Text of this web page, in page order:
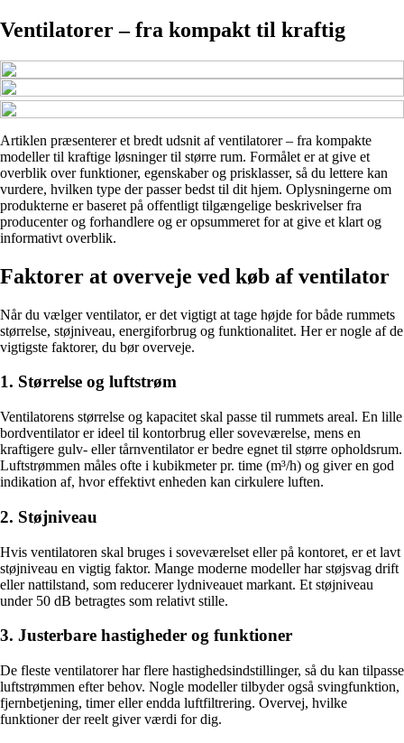
Ventilatorer – fra kompakt til kraftig
Artiklen præsenterer et bredt udsnit af ventilatorer – fra kompakte
modeller til kraftige løsninger til større rum. Formålet er at give et
overblik over funktioner, egenskaber og prisklasser, så du lettere kan
vurdere, hvilken type der passer bedst til dit hjem. Oplysningerne om
produkterne er baseret på offentligt tilgængelige beskrivelser fra
producenter og forhandlere og er opsummeret for at give et klart og
informativt overblik.
Faktorer at overveje ved køb af ventilator
Når du vælger ventilator, er det vigtigt at tage højde for både rummets
størrelse, støjniveau, energiforbrug og funktionalitet. Her er nogle af de
vigtigste faktorer, du bør overveje.
1. Størrelse og luftstrøm
Ventilatorens størrelse og kapacitet skal passe til rummets areal. En lille
bordventilator er ideel til kontorbrug eller soveværelse, mens en
kraftigere gulv- eller tårnventilator er bedre egnet til større opholdsrum.
Luftstrømmen måles ofte i kubikmeter pr. time (m³/h) og giver en god
indikation af, hvor effektivt enheden kan cirkulere luften.
2. Støjniveau
Hvis ventilatoren skal bruges i soveværelset eller på kontoret, er et lavt
støjniveau en vigtig faktor. Mange moderne modeller har støjsvag drift
eller nattilstand, som reducerer lydniveauet markant. Et støjniveau
under 50 dB betragtes som relativt stille.
3. Justerbare hastigheder og funktioner
De fleste ventilatorer har flere hastighedsindstillinger, så du kan tilpasse
luftstrømmen efter behov. Nogle modeller tilbyder også svingfunktion,
fjernbetjening, timer eller endda luftfiltrering. Overvej, hvilke
funktioner der reelt giver værdi for dig.